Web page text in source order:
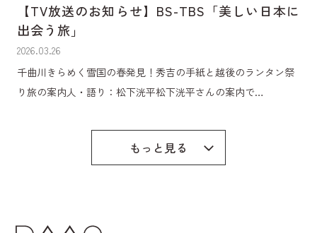
【TV放送のお知らせ】BS-TBS「美しい日本に
出会う旅」
2026.03.26
千曲川きらめく雪国の春発見！秀吉の手紙と越後のランタン祭
り旅の案内人・語り：松下洸平松下洸平さんの案内で…
もっと見る